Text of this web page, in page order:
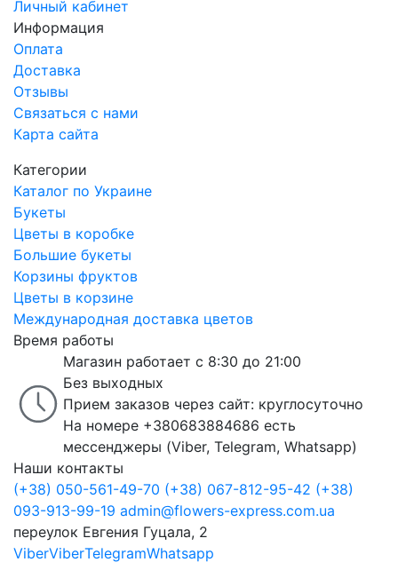
Личный кабинет
Информация
Оплата
Доставка
Отзывы
Связаться с нами
Карта сайта
Категории
Каталог по Украине
Букеты
Цветы в коробке
Большие букеты
Корзины фруктов
Цветы в корзине
Международная доставка цветов
Время работы
Магазин работает с 8:30 до 21:00
Без выходных
Прием заказов через сайт: круглосуточно
На номере +380683884686 есть
мессенджеры (Viber, Telegram, Whatsapp)
Наши контакты
(+38) 050-561-49-70 (+38) 067-812-95-42 (+38)
093-913-99-19 admin@flowers-express.com.ua
переулок Евгения Гуцала, 2
ViberViberTelegramWhatsapp